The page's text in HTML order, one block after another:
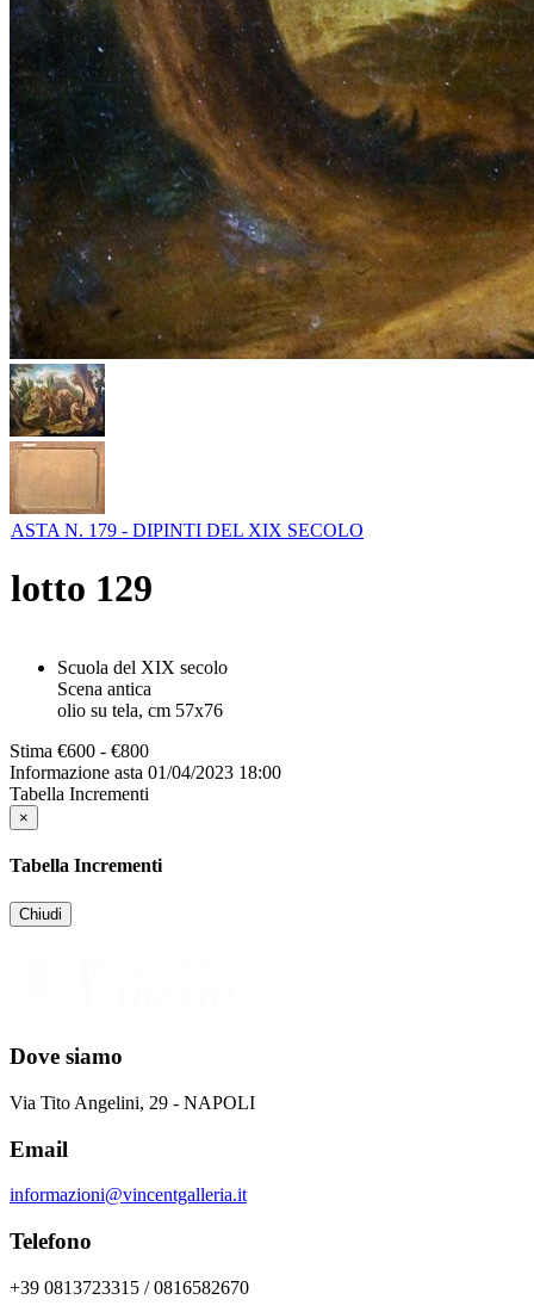
ASTA N. 179 - DIPINTI DEL XIX SECOLO
lotto 129
Scuola del XIX secolo
Scena antica
olio su tela, cm 57x76
Stima €600 - €800
Informazione asta 01/04/2023 18:00
Tabella Incrementi
×
Tabella Incrementi
Chiudi
Dove siamo
Via Tito Angelini, 29 - NAPOLI
Email
informazioni@vincentgalleria.it
Telefono
+39 0813723315 / 0816582670